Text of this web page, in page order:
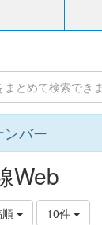
バー
Web
10件